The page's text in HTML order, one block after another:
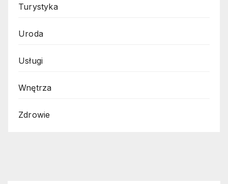
Turystyka
Uroda
Usługi
Wnętrza
Zdrowie